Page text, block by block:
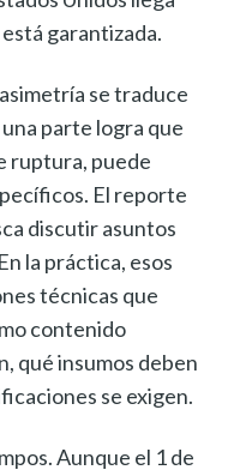
garantizada.
se traduce
parte logra que
ruptura, puede
El reporte
discutir asuntos
la práctica, esos
técnicas que
contenido
qué insumos deben
se exigen.
Aunque el 1 de